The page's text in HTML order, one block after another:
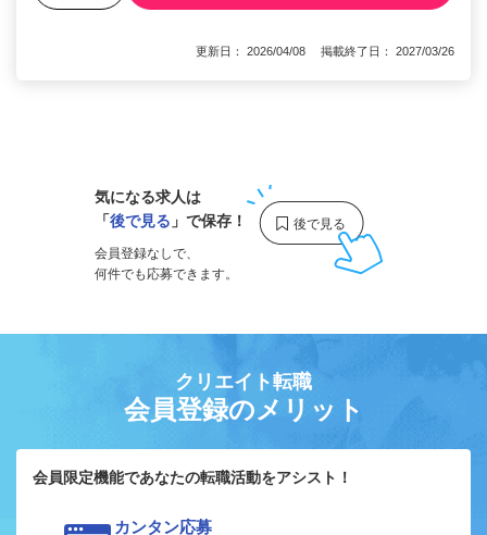
更新日： 2026/04/08 掲載終了日： 2027/03/26
気になる求人は
「後で見る 」で保存！
会員登録なしで、
何件でも応募できます。
クリエイト転職
会員登録のメリット
会員限定機能であなたの転職活動をアシスト！
カンタン応募